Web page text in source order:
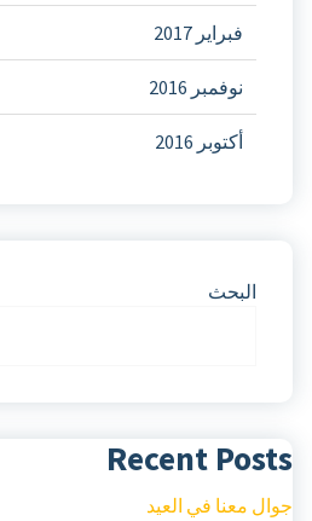
نوفمبر 2016
Recent
معنا في العيد